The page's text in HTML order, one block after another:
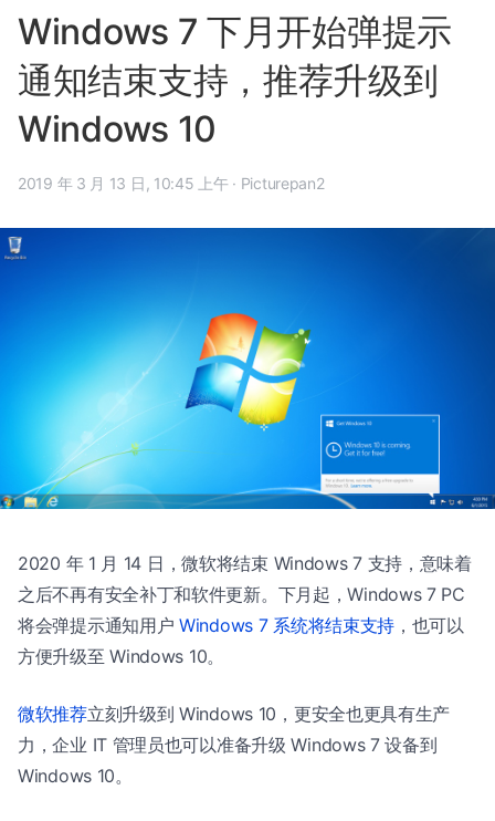
Windows 7 下月开始弹提示
通知结束支持，推荐升级到
Windows 10
2019 年 3 月 13 日, 10:45 上午 · Picturepan2
2020 年 1 月 14 日，微软将结束 Windows 7 支持，意味着
之后不再有安全补丁和软件更新。下月起，Windows 7 PC
将会弹提示通知用户Windows 7 系统将结束支持 ，也可以
方便升级至 Windows 10。
微软推荐立刻升级到 Windows 10，更安全也更具有生产
力，企业 IT 管理员也可以准备升级 Windows 7 设备到
Windows 10。